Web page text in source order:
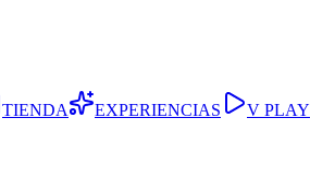
TIENDA EXPERIENCIAS V PLAY